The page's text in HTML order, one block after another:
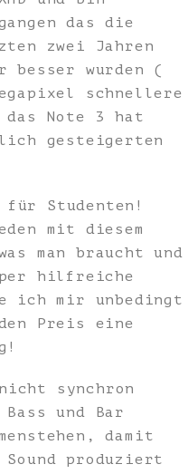
das die
zwei Jahren
besser wurden (
schnellere
das Note 3 hat
gesteigerten
für Studenten!
mit diesem
man braucht und
hilfreiche
ich mir unbedingt
Preis eine
synchron
und Bar
damit
produziert